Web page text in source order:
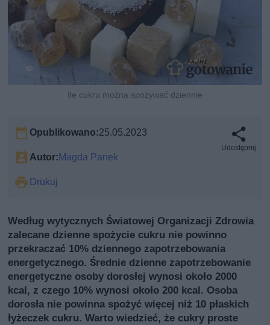
Ile cukru można spożywać dziennie
Opublikowano:25.05.2023
Autor: Magda Panek
Drukuj
Udostępnij
Według wytycznych Światowej Organizacji Zdrowia
zalecane dzienne spożycie cukru nie powinno
przekraczać 10% dziennego zapotrzebowania
energetycznego. Średnie dzienne zapotrzebowanie
energetyczne osoby dorosłej wynosi około 2000
kcal, z czego 10% wynosi około 200 kcal. Osoba
dorosła nie powinna spożyć więcej niż 10 płaskich
łyżeczek cukru. Warto wiedzieć, że cukry proste